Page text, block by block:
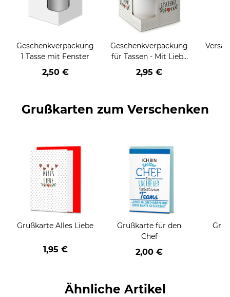
Geschenkverpackung
1 Tasse mit Fenster
2,50 €
Geschenkverpackung
für Tassen - Mit Liebe
geschenkt
2,95 €
Grußkarten zum Verschenken
Grußkarte Alles Liebe
1,95 €
Grußkarte für den
Chef
2,00 €
Ähnliche Artikel